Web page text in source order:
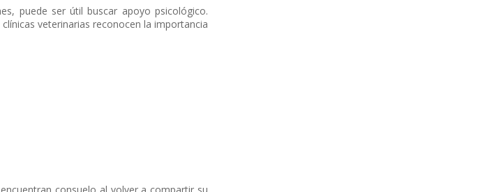
puede ser útil buscar apoyo psicológico.
veterinarias reconocen la importancia